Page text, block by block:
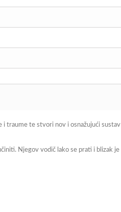
i traume te stvori nov i osnažujući sustav
Njegov vodič lako se prati i blizak je